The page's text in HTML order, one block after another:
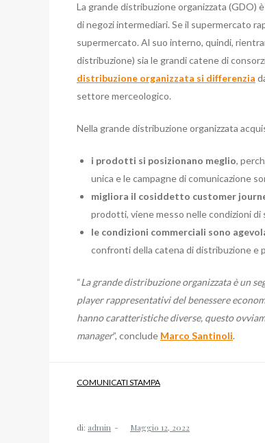
La grande distribuzione organizzata
di negozi intermediari. Se il supermercato
supermercato. Al suo interno, quindi,
distribuzione) sia le grandi catene di
distribuzione organizzata si differenzia
settore merceologico.
Nella grande distribuzione organizzata
i prodotti si posizionano meglio,
unica e le campagne di comunicazione
migliora il cosiddetto customer
prodotti, viene messo nelle condizioni
le condizioni commerciali sono
confronti della catena di distribuzione e
“La grande distribuzione organizzata è un
player rappresentativi del benessere
hanno caratteristiche diverse, questo
manager”, conclude Marco Santinoli.
COMUNICATI STAMPA
di: admin